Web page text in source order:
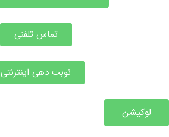
تماس تلفنی
نوبت دهی اینترنتی